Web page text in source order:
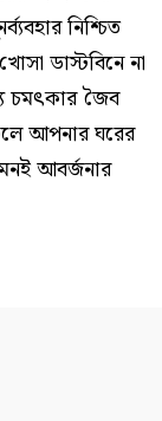
নিশ্চিত
ডাস্টবিনে না
চমৎকার জৈব
আপনার ঘরের
আবর্জনার